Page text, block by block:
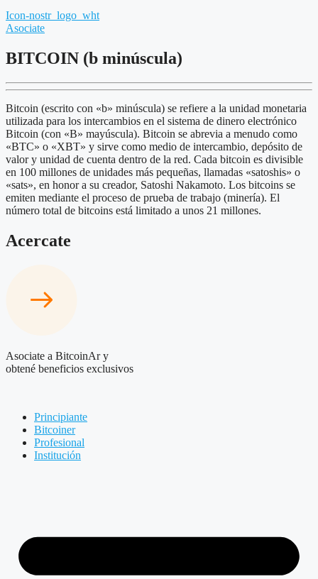
Icon-nostr_logo_wht
Asociate
BITCOIN (b minúscula)
Bitcoin (escrito con «b» minúscula) se refiere a la unidad monetaria
utilizada para los intercambios en el sistema de dinero electrónico
Bitcoin (con «B» mayúscula). Bitcoin se abrevia a menudo como
«BTC» o «XBT» y sirve como medio de intercambio, depósito de
valor y unidad de cuenta dentro de la red. Cada bitcoin es divisible
en 100 millones de unidades más pequeñas, llamadas «satoshis» o
«sats», en honor a su creador, Satoshi Nakamoto. Los bitcoins se
emiten mediante el proceso de prueba de trabajo (minería). El
número total de bitcoins está limitado a unos 21 millones.
Acercate
Asociate a BitcoinAr y
obtené beneficios exclusivos
Principiante
Bitcoiner
Profesional
Institución